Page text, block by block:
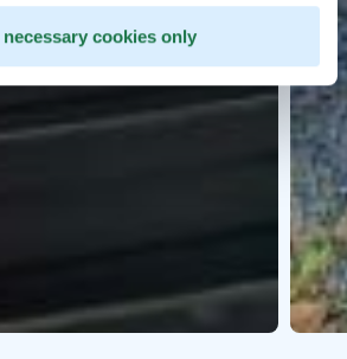
necessary cookies only